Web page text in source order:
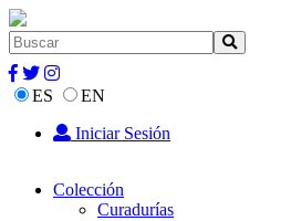
ES
EN
Iniciar Sesión
Colección
Curadurías